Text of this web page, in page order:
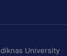
University